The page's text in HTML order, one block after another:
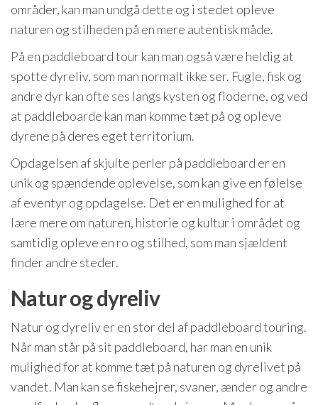
områder, kan man undgå dette og i stedet opleve
naturen og stilheden på en mere autentisk måde.
På en paddleboard tour kan man også være heldig at
spotte dyreliv, som man normalt ikke ser. Fugle, fisk og
andre dyr kan ofte ses langs kysten og floderne, og ved
at paddleboarde kan man komme tæt på og opleve
dyrene på deres eget territorium.
Opdagelsen af skjulte perler på paddleboard er en
unik og spændende oplevelse, som kan give en følelse
af eventyr og opdagelse. Det er en mulighed for at
lære mere om naturen, historie og kultur i området og
samtidig opleve en ro og stilhed, som man sjældent
finder andre steder.
Natur og dyreliv
Natur og dyreliv er en stor del af paddleboard touring.
Når man står på sit paddleboard, har man en unik
mulighed for at komme tæt på naturen og dyrelivet på
vandet. Man kan se fiskehejrer, svaner, ænder og andre